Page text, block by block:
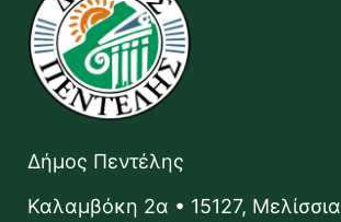
Δήμος Πεντέλης
Καλαμβόκη 2α • 15127, Μελίσσια